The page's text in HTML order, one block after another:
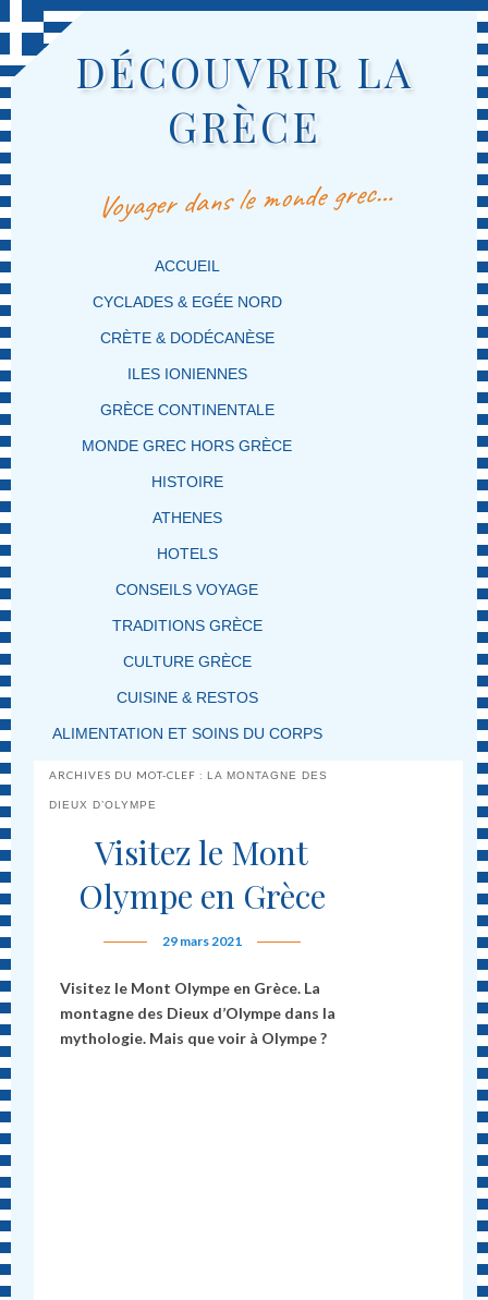
DÉCOUVRIR LA
GRÈCE
Voyager dans le monde grec…
MENU PRINCIPAL
MASQUER LA NAVIGATION PRINCIPALE
MASQUER LA NAVIGATION SECONDAIRE
ACCUEIL
CYCLADES & EGÉE NORD
CRÈTE & DODÉCANÈSE
ILES IONIENNES
GRÈCE CONTINENTALE
MONDE GREC HORS GRÈCE
HISTOIRE
ATHENES
HOTELS
CONSEILS VOYAGE
TRADITIONS GRÈCE
CULTURE GRÈCE
CUISINE & RESTOS
ALIMENTATION ET SOINS DU CORPS
ARCHIVES DU MOT-CLEF :LA MONTAGNE DES
DIEUX D’OLYMPE
Visitez le Mont
Olympe en Grèce
29 mars 2021
Visitez le Mont Olympe en Grèce. La
montagne des Dieux d’Olympe dans la
mythologie. Mais que voir à Olympe ?